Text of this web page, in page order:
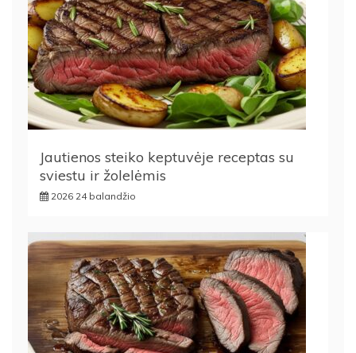
Jautienos steiko keptuvėje receptas su
sviestu ir žolelėmis
2026 24 balandžio